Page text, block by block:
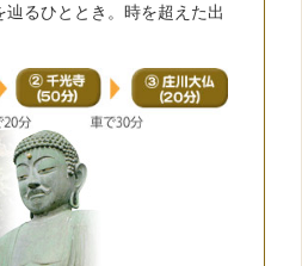
るひととき。時を超えた出